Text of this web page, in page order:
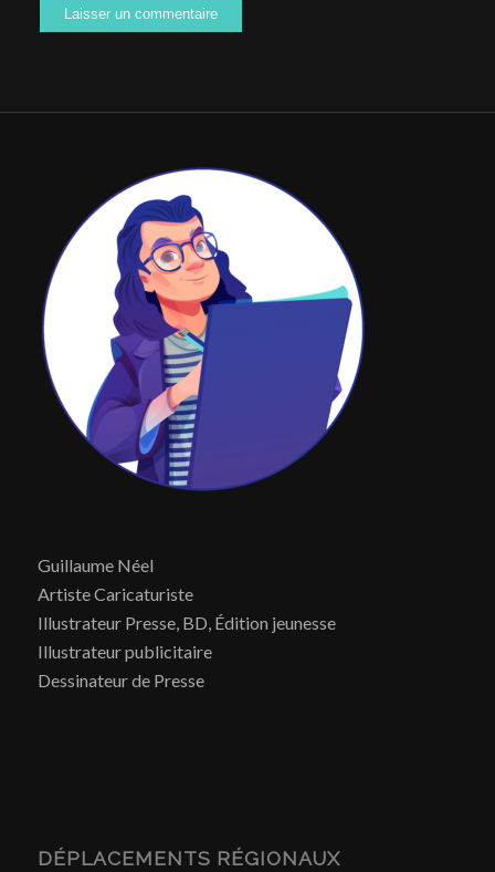
Guillaume Néel
Artiste Caricaturiste
Illustrateur Presse, BD, Édition jeunesse
Illustrateur publicitaire
Dessinateur de Presse
DÉPLACEMENTS RÉGIONAUX